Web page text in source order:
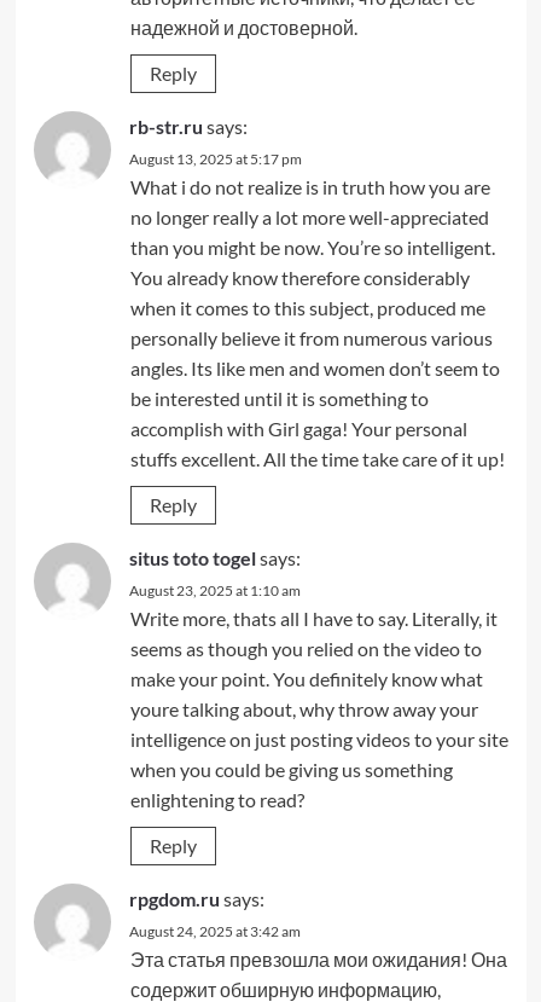
надежной и достоверной.
Reply
rb-str.ru says:
August 13, 2025 at 5:17 pm
What i do not realize is in truth how you are
no longer really a lot more well-appreciated
than you might be now. You’re so intelligent.
You already know therefore considerably
when it comes to this subject, produced me
personally believe it from numerous various
angles. Its like men and women don’t seem to
be interested until it is something to
accomplish with Girl gaga! Your personal
stuffs excellent. All the time take care of it up!
Reply
situs toto togelsays:
August 23, 2025 at 1:10 am
Write more, thats all I have to say. Literally, it
seems as though you relied on the video to
make your point. You definitely know what
youre talking about, why throw away your
intelligence on just posting videos to your site
when you could be giving us something
enlightening to read?
Reply
rpgdom.ru says:
August 24, 2025 at 3:42 am
Эта статья превзошла мои ожидания! Она
содержит обширную информацию,